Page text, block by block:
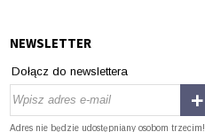
NEWSLETTER
Dołącz do newslettera
Adres nie będzie udostępniany osobom trzecim!